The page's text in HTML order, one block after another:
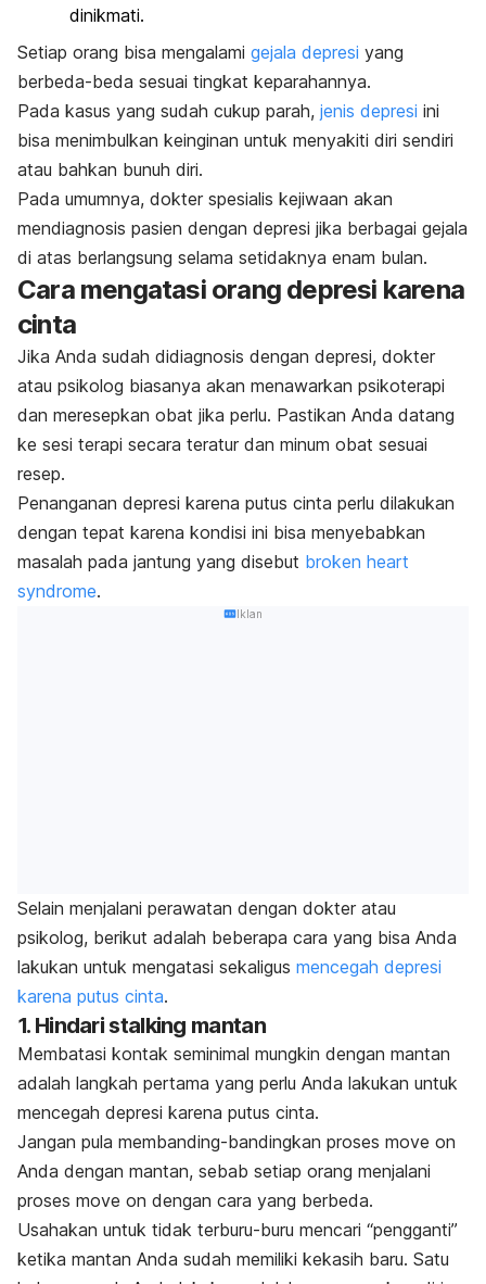
dinikmati.
Setiap orang bisa mengalami gejala depresi yang
berbeda-beda sesuai tingkat keparahannya.
Pada kasus yang sudah cukup parah, jenis depresi ini
bisa menimbulkan keinginan untuk menyakiti diri sendiri
atau bahkan bunuh diri.
Pada umumnya, dokter spesialis kejiwaan akan
mendiagnosis pasien dengan depresi jika berbagai gejala
di atas berlangsung selama setidaknya enam bulan.
Cara mengatasi orang depresi karena
cinta
Jika Anda sudah didiagnosis dengan depresi, dokter
atau psikolog biasanya akan menawarkan psikoterapi
dan meresepkan obat jika perlu. Pastikan Anda datang
ke sesi terapi secara teratur dan minum obat sesuai
resep.
Penanganan depresi karena putus cinta perlu dilakukan
dengan tepat karena kondisi ini bisa menyebabkan
masalah pada jantung yang disebut broken heart
syndrome.
Iklan
Selain menjalani perawatan dengan dokter atau
psikolog, berikut adalah beberapa cara yang bisa Anda
lakukan untuk mengatasi sekaligus mencegah depresi
karena putus cinta.
1. Hindari stalking mantan
Membatasi kontak seminimal mungkin dengan mantan
adalah langkah pertama yang perlu Anda lakukan untuk
mencegah depresi karena putus cinta.
Jangan pula membanding-bandingkan proses move on
Anda dengan mantan, sebab setiap orang menjalani
proses move on dengan cara yang berbeda.
Usahakan untuk tidak terburu-buru mencari “pengganti”
ketika mantan Anda sudah memiliki kekasih baru. Satu